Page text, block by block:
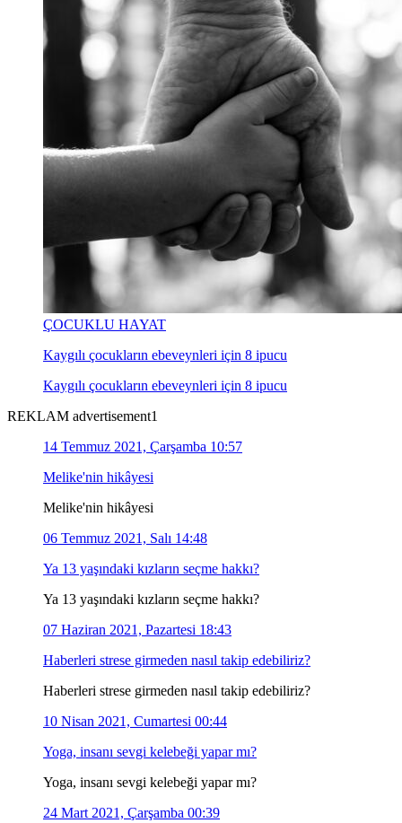
ÇOCUKLU HAYAT
Kaygılı çocukların ebeveynleri için 8 ipucu
Kaygılı çocukların ebeveynleri için 8 ipucu
REKLAM advertisement1
14 Temmuz 2021, Çarşamba 10:57
Melike'nin hikâyesi
Melike'nin hikâyesi
06 Temmuz 2021, Salı 14:48
Ya 13 yaşındaki kızların seçme hakkı?
Ya 13 yaşındaki kızların seçme hakkı?
07 Haziran 2021, Pazartesi 18:43
Haberleri strese girmeden nasıl takip edebiliriz?
Haberleri strese girmeden nasıl takip edebiliriz?
10 Nisan 2021, Cumartesi 00:44
Yoga, insanı sevgi kelebeği yapar mı?
Yoga, insanı sevgi kelebeği yapar mı?
24 Mart 2021, Çarşamba 00:39